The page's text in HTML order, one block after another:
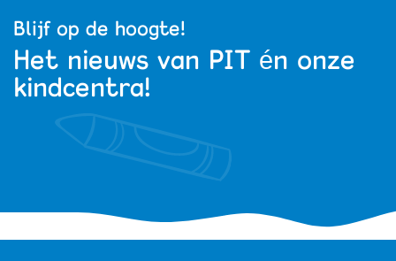
Alles over PIT
Kindcentra
Actueel
Blijf op de hoogte!
Het nieuws van PIT én onze
kindcentra!